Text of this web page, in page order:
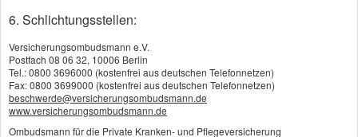
kein Geld hinterlegen, die Liquidität Ihrer Firma
wird nicht belastet, als Auftragnehmer erhalten Sie
größeren Finanzierungsspielraum. Beim Abschluss
eine Kautionsversicherung müssen Sie in aller
Regel keine Sicherheiten stellen, der Versicherer
6. Schlichtungsstellen:
Versicherungsombudsmann e.V.
Postfach 08 06 32, 10006 Berlin
Tel.: 0800 3696000 (kostenfrei aus deutschen Telefonnetzen)
Fax: 0800 3699000 (kostenfrei aus deutschen Telefonnetzen)
beschwerde@versicherungsombudsmann.de
www.versicherungsombudsmann.de
Ombudsmann für die Private Kranken- und Pflegeversicherung